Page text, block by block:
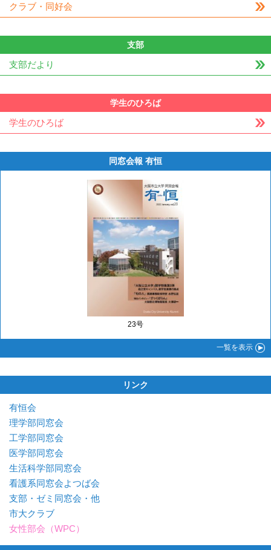
クラブ・同好会
支部
支部だより
学生のひろば
学生のひろば
同窓会報 有恒
23号
一覧を表示
リンク
有恒会
理学部同窓会
工学部同窓会
医学部同窓会
生活科学部同窓会
看護系同窓会よつば会
支部・ゼミ同窓会・他
市大クラブ
女性部会（WPC）